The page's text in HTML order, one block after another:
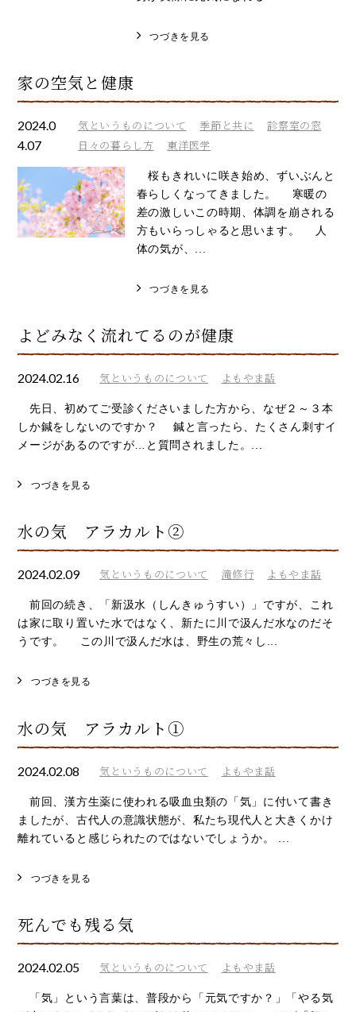
つづきを見る
家の空気と健康
2024.0
4.07
気というものについて 季節と共に
診察室の窓
日々の暮らし方
東洋医学
桜もきれいに咲き始め、ずいぶんと
春らしくなってきました。 寒暖の
差の激しいこの時期、体調を崩される
方もいらっしゃると思います。 人
体の気が、...
つづきを見る
よどみなく流れてるのが健康
2024.02.16 気というものについて よもやま話
先日、初めてご受診くださいました方から、なぜ２～３本
しか鍼をしないのですか？ 鍼と言ったら、たくさん刺すイ
メージがあるのですが…と質問されました。...
つづきを見る
水の気 アラカルト②
2024.02.09 気というものについて 滝修行 よもやま話
前回の続き、「新汲水（しんきゅうすい）」ですが、これ
は家に取り置いた水ではなく、新たに川で汲んだ水なのだそ
うです。 この川で汲んだ水は、野生の荒々し...
つづきを見る
水の気 アラカルト①
2024.02.08 気というものについて よもやま話
前回、漢方生薬に使われる吸血虫類の「気」に付いて書き
ましたが、古代人の意識状態が、私たち現代人と大きくかけ
離れていると感じられたのではないでしょうか。 ...
つづきを見る
死んでも残る気
2024.02.05 気というものについて よもやま話
「気」という言葉は、普段から「元気ですか？」「やる気